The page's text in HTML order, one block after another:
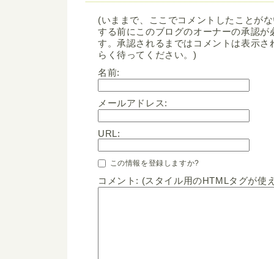
(いままで、ここでコメントしたことが
する前にこのブログのオーナーの承認が
す。承認されるまではコメントは表示さ
らく待ってください。)
名前:
メールアドレス:
URL:
この情報を登録しますか?
コメント: (スタイル用のHTMLタグが使